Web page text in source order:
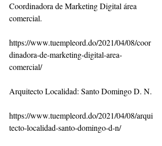
Coordinadora de Marketing Digital área
comercial.
https://www.tuempleord.do/2021/04/08/coor
dinadora-de-marketing-digital-area-
comercial/
Arquitecto Localidad: Santo Domingo D. N.
https://www.tuempleord.do/2021/04/08/arqui
tecto-localidad-santo-domingo-d-n/